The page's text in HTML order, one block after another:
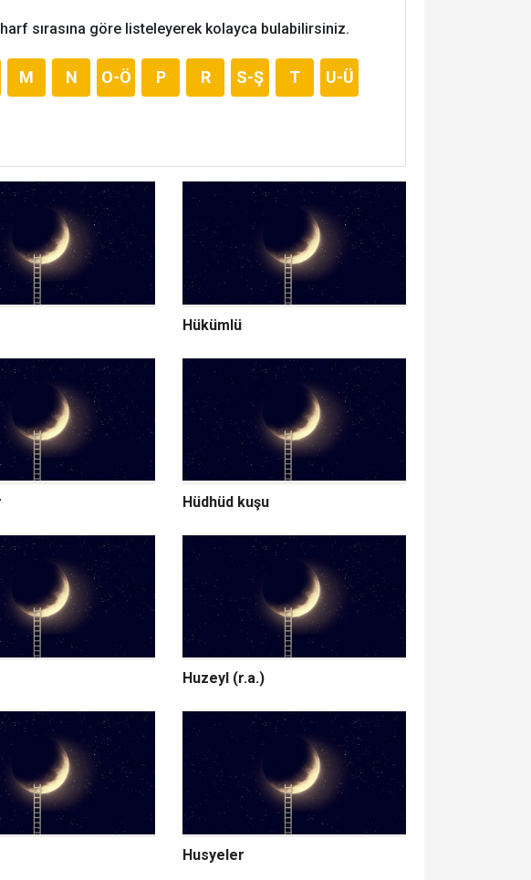
sırasına göre listeleyerek kolayca bulabilirsiniz.
M N O-Ö P R S-Ş T U-Ü
Hükümlü
Hüdhüd kuşu
Huzeyl (r.a.)
Husyeler